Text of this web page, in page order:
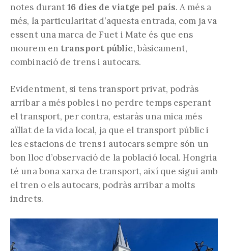
notes durant16 dies de viatge pel país. A més a
més, la particularitat d’aquesta entrada, com ja va
essent una marca de Fuet i Mate és que ens
mourem en transport públic, bàsicament,
combinació de trens i autocars.
Evidentment, si tens transport privat, podràs
arribar a més pobles i no perdre temps esperant
el transport, per contra, estaràs una mica més
aïllat de la vida local, ja que el transport públic i
les estacions de trens i autocars sempre són un
bon lloc d’observació de la població local. Hongria
té una bona xarxa de transport, així que sigui amb
el tren o els autocars, podràs arribar a molts
indrets.